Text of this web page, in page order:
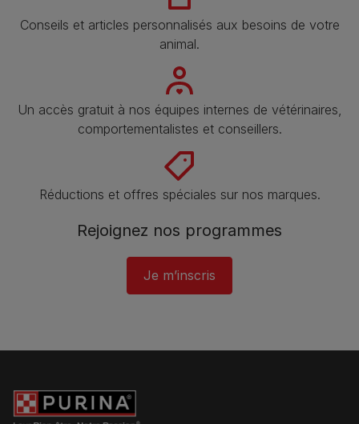
Conseils et articles personnalisés aux besoins de votre
animal​.
Un accès gratuit à nos équipes internes de vétérinaires,
comportementalistes et conseillers.
Réductions et offres spéciales sur nos marques​.
Rejoignez nos programmes
Je m’inscris